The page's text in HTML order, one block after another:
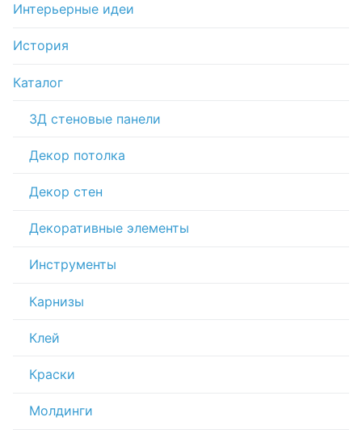
Интерьерные идеи
История
Каталог
3Д стеновые панели
Декор потолка
Декор стен
Декоративные элементы
Инструменты
Карнизы
Клей
Краски
Молдинги